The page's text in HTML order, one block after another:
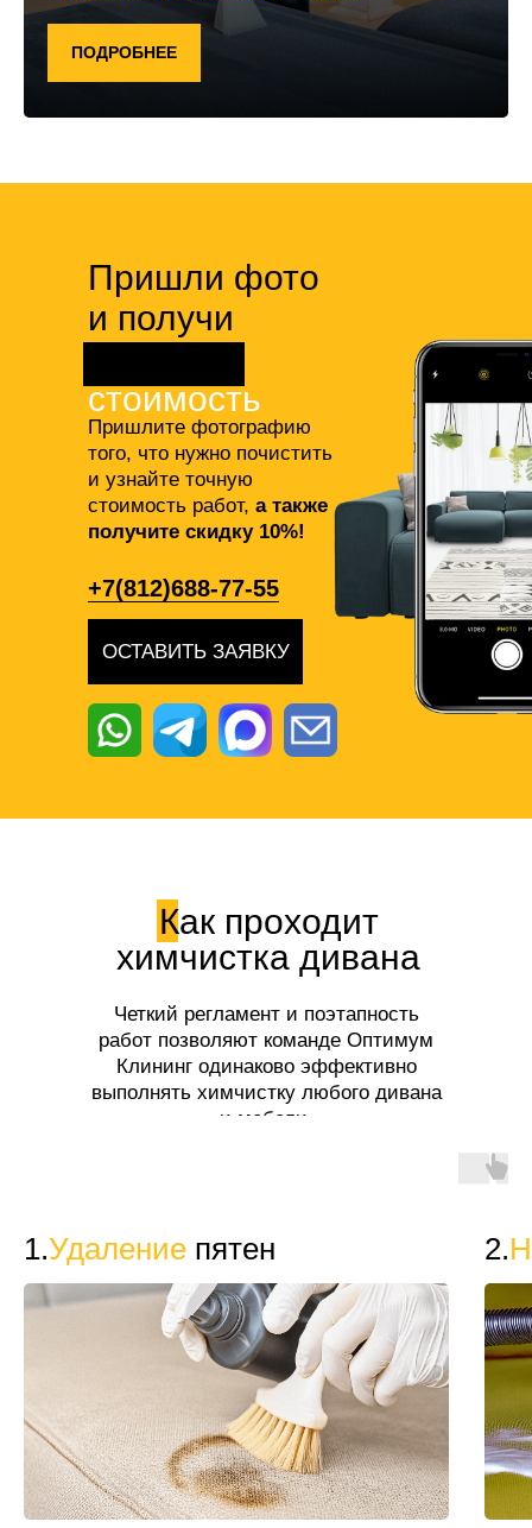
ПОДРОБНЕЕ
Пришлите фотографию
того, что нужно почистить
и узнайте точную
стоимость работ, а также
получите скидку 10%!
Пришли фото
и получи
стоимость
ОСТАВИТЬ ЗАЯВКУ
+7(812)688-77-55
Как проходит
химчистка дивана
Четкий регламент и поэтапность
работ позволяют команде Оптимум
Клининг одинаково эффективно
выполнять химчистку любого дивана
и мебели.
1.Удаление пятен 2.